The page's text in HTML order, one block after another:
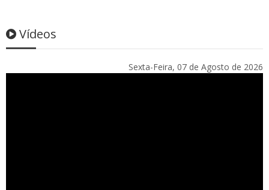
Vídeos
Sexta-Feira, 07 de Agosto de 2026